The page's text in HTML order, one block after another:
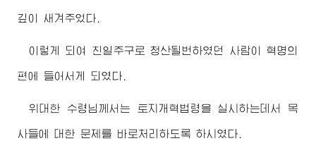
깊이 새겨주었다.
이렇게 되여 친일주구로 청산될번하였던 사람이 혁명의
편에 들어서게 되였다.
위대한 수령님께서는 토지개혁법령을 실시하는데서 목
사들에 대한 문제를 바로처리하도록 하시였다.